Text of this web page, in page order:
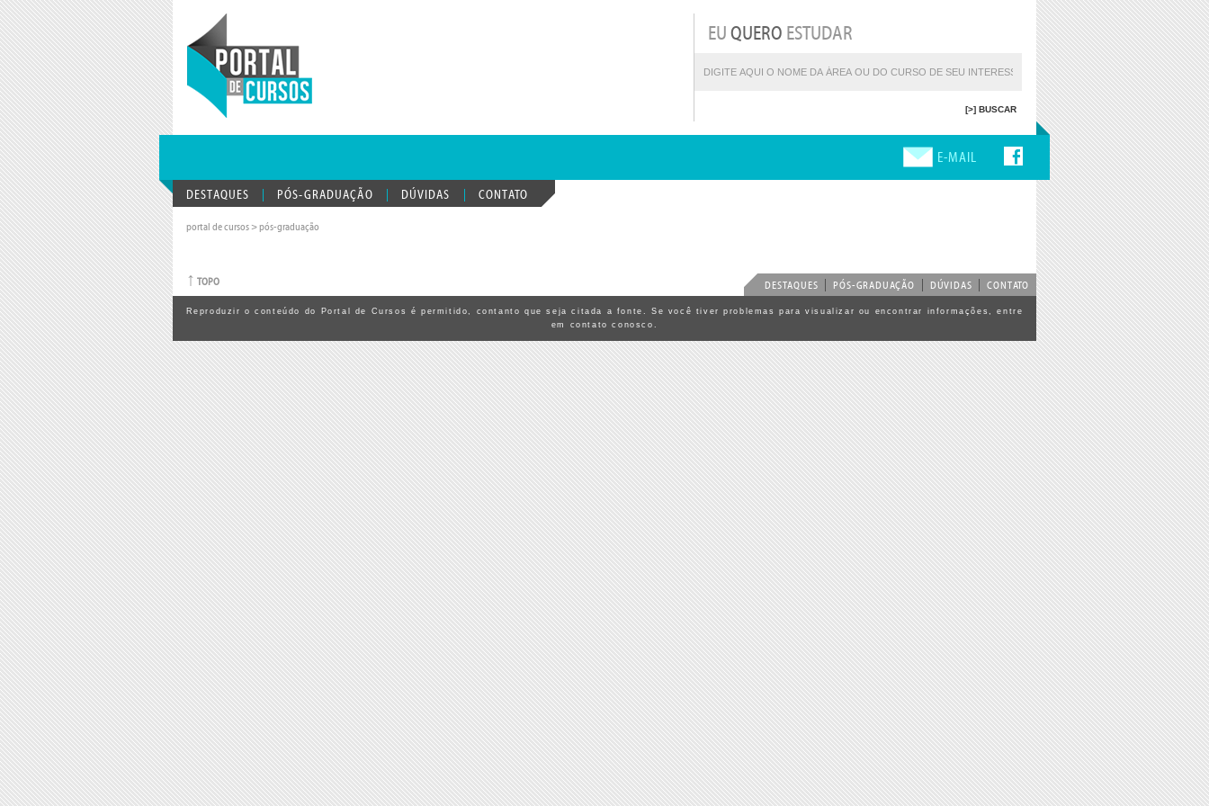
EUQUERO ESTUDAR
E-MAIL
DESTAQUES PÓS-GRADUAÇÃO DÚVIDAS CONTATO
portal de cursos >pós-graduação
↑ TOPO DESTAQUES PÓS-GRADUAÇÃO DÚVIDAS CONTATO
Reproduzir o conteúdo do Portal de Cursos é permitido, contanto que seja citada a fonte. Se você tiver problemas para visualizar ou encontrar informações, entre
em contato conosco.